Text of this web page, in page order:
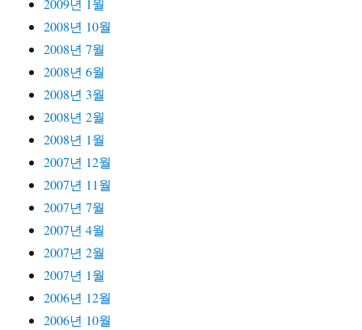
2009년 1월
2008년 10월
2008년 7월
2008년 6월
2008년 3월
2008년 2월
2008년 1월
2007년 12월
2007년 11월
2007년 7월
2007년 4월
2007년 2월
2007년 1월
2006년 12월
2006년 10월